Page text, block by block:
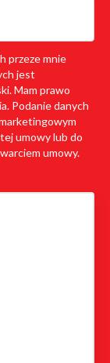
przeze mnie
jest
Mam prawo
Podanie danych
umowy lub do
umowy.